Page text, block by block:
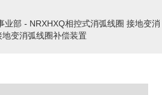
业部 - NRXHXQ相控式消弧线圈 接地变消
变消弧线圈补偿装置